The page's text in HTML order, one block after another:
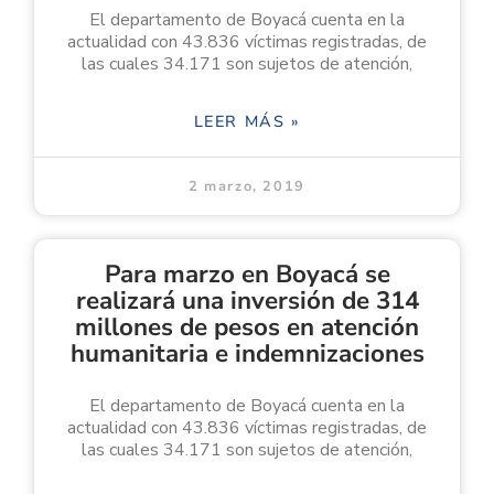
El departamento de Boyacá cuenta en la
actualidad con 43.836 víctimas registradas, de
las cuales 34.171 son sujetos de atención,
LEER MÁS »
2 marzo, 2019
Para marzo en Boyacá se
realizará una inversión de 314
millones de pesos en atención
humanitaria e indemnizaciones
El departamento de Boyacá cuenta en la
actualidad con 43.836 víctimas registradas, de
las cuales 34.171 son sujetos de atención,